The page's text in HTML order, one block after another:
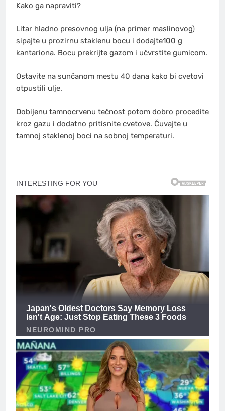
Kako ga napraviti?
Litar hladno presovnog ulja (na primer maslinovog)
sipajte u prozirnu staklenu bocu i dodajte100 g
kantariona. Bocu prekrijte gazom i učvrstite gumicom.
Ostavite na sunčanom mestu 40 dana kako bi cvetovi
otpustili ulje.
Dobijenu tamnocrvenu tečnost potom dobro procedite
kroz gazu i dodatno pritisnite cvetove. Čuvajte u
tamnoj staklenoj boci na sobnoj temperaturi.